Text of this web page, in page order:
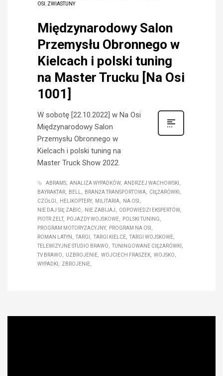
OSI
ZWIASTUNY
Międzynarodowy Salon
Przemysłu Obronnego w
Kielcach i polski tuning
na Master Trucku [Na Osi
1001]
W sobotę [22.10.2022] w Na Osi
Międzynarodowy Salon
Przemysłu Obronnego w
Kielcach i polski tuning na
Master Truck Show 2022.
ABRAMS ANALIZA WYPADKÓW
ANDRZEJ WACHOWSKI
BAYRAKTAR
BELL BRANŻA TRANSPORTOWA
CIĘŻARÓWKI
CZOŁGI
HELIKOPTERY MILITARIA
NA OSI
NIE DAJ SIĘ ZABIĆ
NIE ZABIJAJ
ODPOWIEDZI EKSPERTÓW
PIOTR ZELT
POJAZDY WOJSKOWE
POLSKI TUNING
PROGRAM MOTORYZACYJNY
PROGRAM NA OSI
ROMAN LATYN
TARGI TARGI KIELCE
TARGI WOJSKOWE
TELEWIZYJNE STUDIO BRAWO
TUNINGOWANE CIĘŻARÓWKI
TV BRAWO
UZBROJENIE WOJCIECH FRASZEK
WOJSKO
WYPADKI
ZBROJENIE